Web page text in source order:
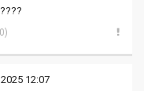
12:07